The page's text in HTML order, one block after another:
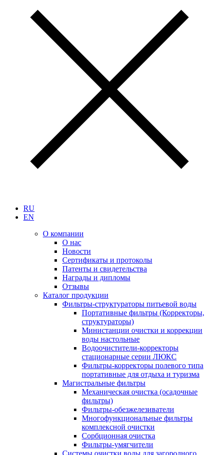
RU
EN
О компании
О нас
Новости
Сертификаты и протоколы
Патенты и свидетельства
Награды и дипломы
Отзывы
Каталог продукции
Фильтры-структураторы питьевой воды
Портативные фильтры (Корректоры,
структураторы)
Министанции очистки и коррекции
воды настольные
Водоочистители-корректоры
стационарные серии ЛЮКС
Фильтры-корректоры полевого типа
портативные для отдыха и туризма
Магистральные фильтры
Механическая очистка (осадочные
фильтры)
Фильтры-обезжелезиватели
Многофункциональные фильтры
комплексной очистки
Сорбционная очистка
Фильтры-умягчители
Системы очистки воды для загородного